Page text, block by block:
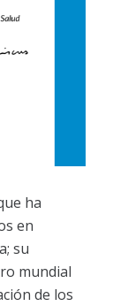
ha
en
su
mundial
de los